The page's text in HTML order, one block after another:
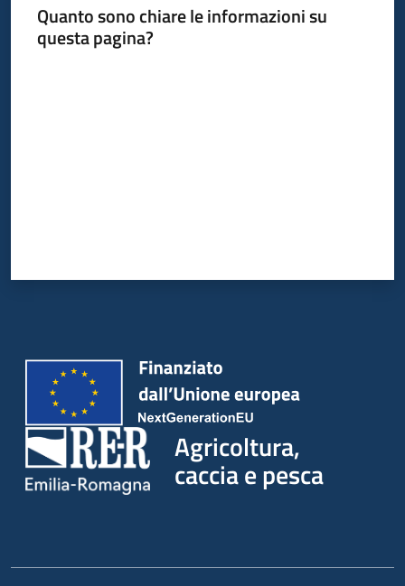
cifre
Quanto sono chiare le informazioni su
questa pagina?
Agricoltura,
caccia e pesca